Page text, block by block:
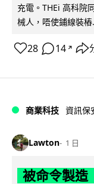
充電。THEi 高科院
械人，唔使鋪線裝樁
28 14 ↗
商業科技 資訊保
Lawton 1 日
被命令製造